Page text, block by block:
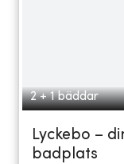
2 + 1 bäddar
Lyckebo –
badplats